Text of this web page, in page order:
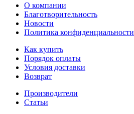
О компании
Благотворительность
Новости
Политика конфиденциальности
Как купить
Порядок оплаты
Условия доставки
Возврат
Производители
Статьи